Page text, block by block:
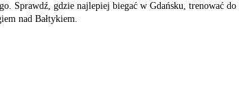
Sprawdź, gdzie najlepiej biegać w Gdańsku, trenować do
nad Bałtykiem.